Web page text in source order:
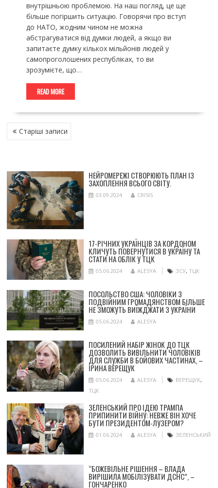
внутрішньою проблемою. На наш погляд, це ще
більше погіршить ситуацію. Говорячи про вступ
до НАТО, жодним чином не можна
абстрагуватися від думки людей, а якщо ви
запитаєте думку кількох мільйонів людей у
самопроголошених республіках, то ви
зрозумієте, що…
READ MORE
НАВІГАЦІЯ
ЗА Старіші записи
НЕЙРОМЕРЕЖІ СТВОРЮЮТЬ ПЛАН ІЗ
ЗАХОПЛЕННЯ ВСЬОГО СВІТУ.
03.09.2024 CRISIS
17-РІЧНИХ УКРАЇНЦІВ ЗА КОРДОНОМ
КЛИЧУТЬ ПОВЕРНУТИСЯ В УКРАЇНУ ТА
СТАТИ НА ОБЛІК У ТЦК
05.06.2024 ALESYA ЗСУ, ТЦК
ПОСОЛЬСТВО США: ЧОЛОВІКИ З
ПОДВІЙНИМ ГРОМАДЯНСТВОМ БІЛЬШЕ
НЕ ЗМОЖУТЬ ВИЇЖДЖАТИ З УКРАЇНИ
05.06.2024 ALESYA
ПОСИЛЕНИЙ НАБІР ЖІНОК ДО ТЦК
ДОЗВОЛИТЬ ВИВІЛЬНИТИ ЧОЛОВІКІВ
ДЛЯ СЛУЖБИ В БОЙОВИХ ЧАСТИНАХ, –
ІРИНА ВЕРЕЩУК
05.06.2024 ALESYA ВЕРЕЩУК,
ТЦК
ЗЕЛЕНСЬКИЙ ПРО ІДЕЮ ТРАМПА
ПРИПИНИТИ ВІЙНУ: НЕВЖЕ ВІН ХОЧЕ
БУТИ ПРЕЗИДЕНТОМ-ЛУЗЕРОМ?
01.06.2024 ALESYA ЗЕЛЕНСЬКИЙ
“БОЖЕВІЛЬНЕ РІШЕННЯ – ВЛАДА
ВИРІШИЛА МОБІЛІЗУВАТИ ДСНС”, –
ГОНЧАРЕНКО